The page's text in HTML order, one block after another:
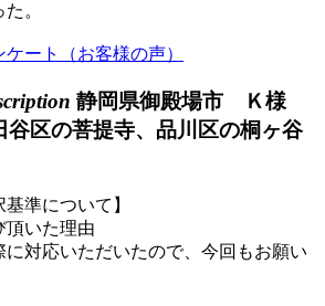
。
静岡県御殿場市 Ｋ様
谷区の菩提寺、品川区の桐ヶ谷
基準について】
頂いた理由
対応いただいたので、今回もお願い